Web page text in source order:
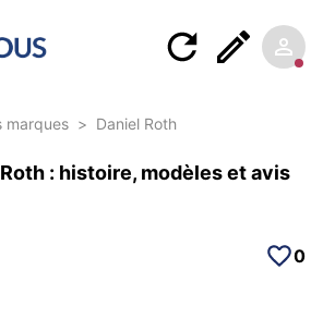
marques > Daniel Roth
: histoire, modèles et avis
0